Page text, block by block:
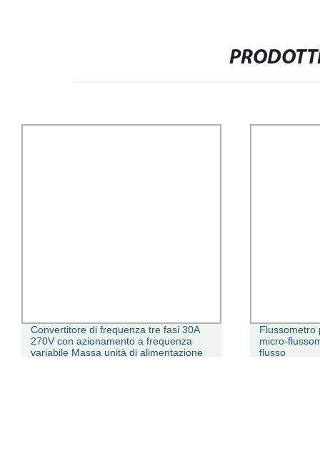
Convertitore di frequenza tre fasi 30A
270V con azionamento a frequenza
variabile Massa unità di alimentazione
Flussometro
micro-
flusso